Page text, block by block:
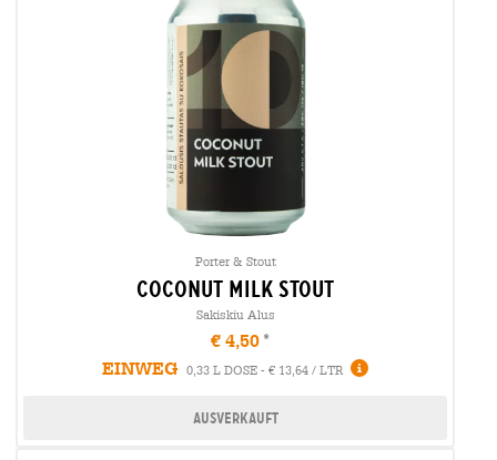
Porter & Stout
coconut milk stout
Sakiskiu Alus
€ 4,50
EINWEG
0,33 L DOSE - € 13,64 / LTR
Ausverkauft